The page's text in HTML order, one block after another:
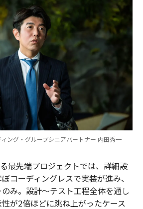
最新号の購入はこちらから
メンバーシップに登録する
止まる日は来るのか。学校給食ストが映す構
て言及」、ホルムズ海峡の再開を求める
争奪戦が激化 早期に好機を捉えた中国が優
ング・グループシニアパートナー 内田秀一
最先端プロジェクトでは、詳細設
コーディングレスで実装が進み、
み。設計～テスト工程全体を通し
が2倍ほどに跳ね上がったケース